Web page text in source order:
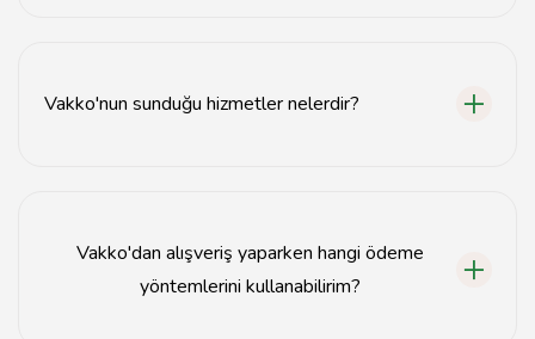
Vakko'nun sunduğu hizmetler nelerdir?
Vakko'dan alışveriş yaparken hangi ödeme
yöntemlerini kullanabilirim?